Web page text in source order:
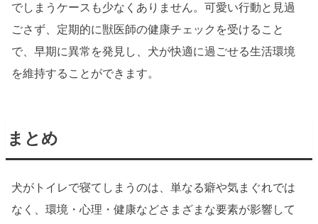
でしまうケースも少なくありません。可愛い行動と見過
ごさず、定期的に獣医師の健康チェックを受けること
で、早期に異常を発見し、犬が快適に過ごせる生活環境
を維持することができます。
まとめ
犬がトイレで寝てしまうのは、単なる癖や気まぐれでは
なく、環境・心理・健康などさまざまな要素が影響して